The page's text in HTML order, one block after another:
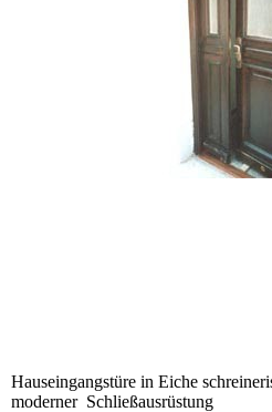
Hauseingangstüre in Eiche
moderner Schließausrüstung